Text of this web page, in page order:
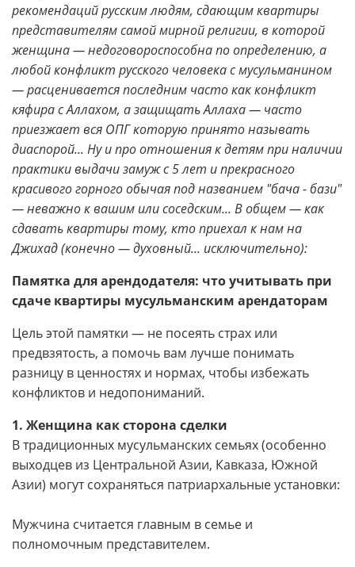
рекомендаций русским людям, сдающим квартиры
представителям самой мирной религии, в которой
женщина — недоговороспособна по определению, а
любой конфликт русского человека с мусульманином
— расценивается последним часто как конфликт
кяфира с Аллахом, а защищать Аллаха — часто
приезжает вся ОПГ которую принято называть
диаспорой... Ну и про отношения к детям при наличии
практики выдачи замуж с 5 лет и прекрасного
красивого горного обычая под названием "бача - бази"
— неважно к вашим или соседским... В общем — как
сдавать квартиры тому, кто приехал к нам на
Джихад (конечно — духовный... исключительно):
Памятка для арендодателя: что учитывать при
сдаче квартиры мусульманским арендаторам
Цель этой памятки — не посеять страх или
предвзятость, а помочь вам лучше понимать
разницу в ценностях и нормах, чтобы избежать
конфликтов и недопониманий.
1. Женщина как сторона сделки
В традиционных мусульманских семьях (особенно
выходцев из Центральной Азии, Кавказа, Южной
Азии) могут сохраняться патриархальные установки:
Мужчина считается главным в семье и
полномочным представителем.